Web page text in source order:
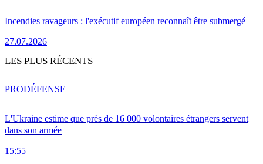
Incendies ravageurs : l'exécutif européen reconnaît être submergé
27.07.2026
LES PLUS RÉCENTS
L'Ukraine estime que près de 16 000 volontaires étrangers servent
dans son armée
15:55
PRODÉFENSE